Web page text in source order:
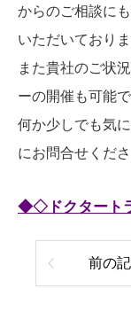
からのご相談に
いただいておりま
また貴社のご状
ーの開催も可能で
何か少しでも気
にお問合せくださ
◆◇ドクタート
前の